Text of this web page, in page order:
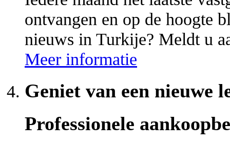
ontvangen en op de hoogte
nieuws in Turkije? Meldt u
Meer informatie
Geniet van een nieuwe
Professionele